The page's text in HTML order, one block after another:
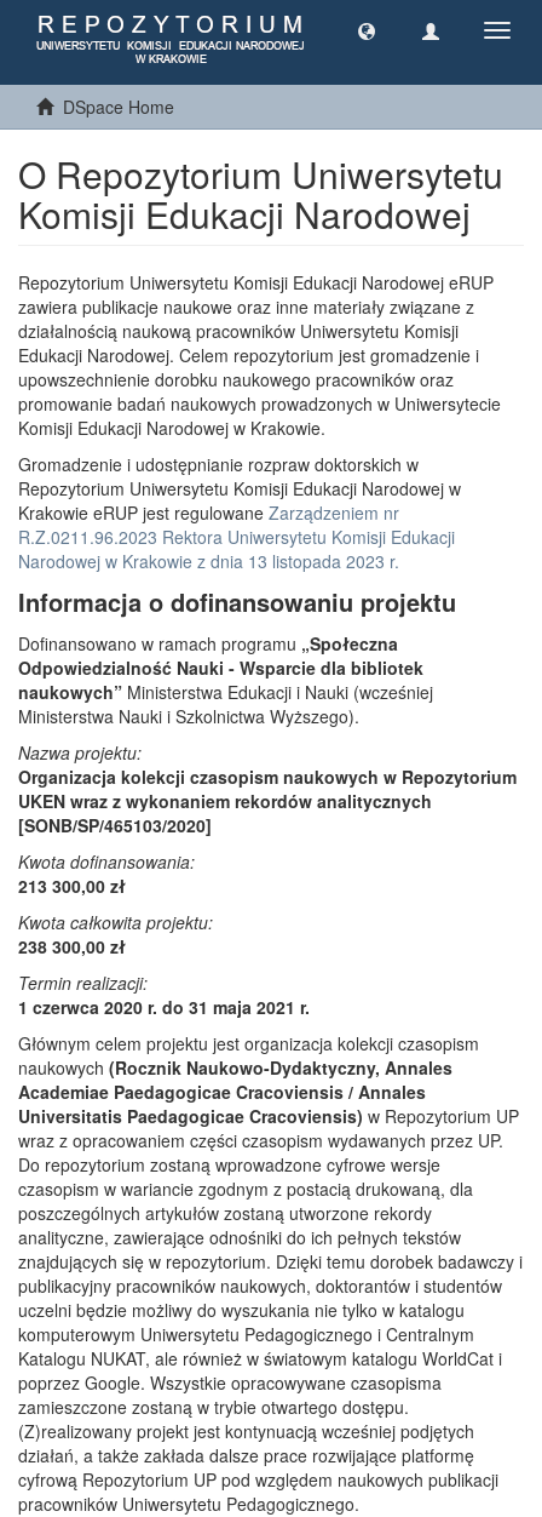
DSpace Home
O Repozytorium Uniwersytetu
Komisji Edukacji Narodowej
Repozytorium Uniwersytetu Komisji Edukacji Narodowej eRUP
zawiera publikacje naukowe oraz inne materiały związane z
działalnością naukową pracowników Uniwersytetu Komisji
Edukacji Narodowej. Celem repozytorium jest gromadzenie i
upowszechnienie dorobku naukowego pracowników oraz
promowanie badań naukowych prowadzonych w Uniwersytecie
Komisji Edukacji Narodowej w Krakowie.
Gromadzenie i udostępnianie rozpraw doktorskich w
Repozytorium Uniwersytetu Komisji Edukacji Narodowej w
Krakowie eRUP jest regulowane Zarządzeniem nr
R.Z.0211.96.2023 Rektora Uniwersytetu Komisji Edukacji
Narodowej w Krakowie z dnia 13 listopada 2023 r.
Informacja o dofinansowaniu projektu
Dofinansowano w ramach programu „Społeczna
Odpowiedzialność Nauki - Wsparcie dla bibliotek
naukowych” Ministerstwa Edukacji i Nauki (wcześniej
Ministerstwa Nauki i Szkolnictwa Wyższego).
Nazwa projektu:
Organizacja kolekcji czasopism naukowych w Repozytorium
UKEN wraz z wykonaniem rekordów analitycznych
[SONB/SP/465103/2020]
Kwota dofinansowania:
213 300,00 zł
Kwota całkowita projektu:
238 300,00 zł
Termin realizacji:
1 czerwca 2020 r. do 31 maja 2021 r.
Głównym celem projektu jest organizacja kolekcji czasopism
naukowych (Rocznik Naukowo-Dydaktyczny, Annales
Academiae Paedagogicae Cracoviensis / Annales
Universitatis Paedagogicae Cracoviensis) w Repozytorium UP
wraz z opracowaniem części czasopism wydawanych przez UP.
Do repozytorium zostaną wprowadzone cyfrowe wersje
czasopism w wariancie zgodnym z postacią drukowaną, dla
poszczególnych artykułów zostaną utworzone rekordy
analityczne, zawierające odnośniki do ich pełnych tekstów
znajdujących się w repozytorium. Dzięki temu dorobek badawczy i
publikacyjny pracowników naukowych, doktorantów i studentów
uczelni będzie możliwy do wyszukania nie tylko w katalogu
komputerowym Uniwersytetu Pedagogicznego i Centralnym
Katalogu NUKAT, ale również w światowym katalogu WorldCat i
poprzez Google. Wszystkie opracowywane czasopisma
zamieszczone zostaną w trybie otwartego dostępu.
(Z)realizowany projekt jest kontynuacją wcześniej podjętych
działań, a także zakłada dalsze prace rozwijające platformę
cyfrową Repozytorium UP pod względem naukowych publikacji
pracowników Uniwersytetu Pedagogicznego.